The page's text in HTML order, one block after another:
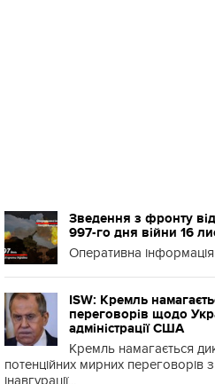
Зведення з фронту
997-го дня війни 16
Оперативна
ISW: Кремль
переговорів щодо
адміністрації США
Кремль намагається
потенційних мирних переговорів
інавгурації...